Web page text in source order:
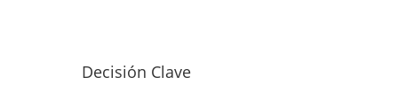
Decisión Clave